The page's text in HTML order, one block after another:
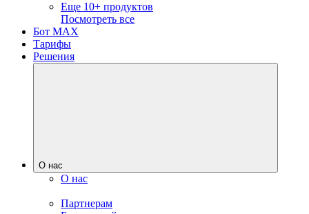
Еще 10+ продуктов
Посмотреть все
Бот MAX
Тарифы
Решения
О нас
О нас
Партнерам